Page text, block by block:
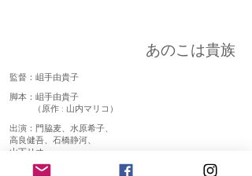
あのこは貴族
監督：岨手由貴子
脚本：岨手由貴子
（原作 : 山内マリコ）
出演：門脇麦、水原希子、
高良健吾、石橋静河、
山下リオ